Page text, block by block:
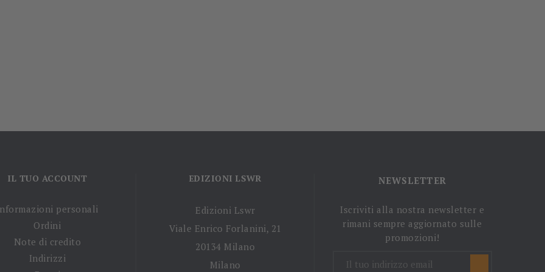
IL TUO ACCOUNT
personali
Ordini
Note di credito
Indirizzi
EDIZIONI LSWR
Edizioni Lswr
Viale Enrico Forlanini, 21
20134 Milano
Milano
NEWSLETTER
Iscriviti alla nostra newsletter e
rimani sempre aggiornato sulle
promozioni!